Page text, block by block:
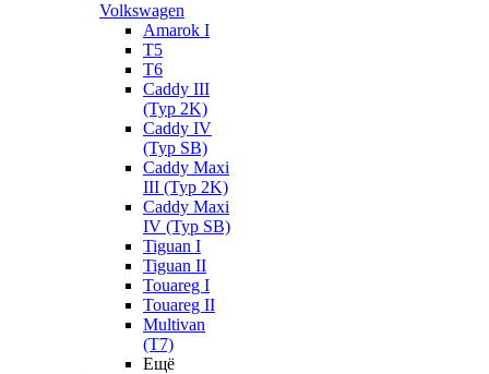
Volkswagen
Amarok I
T5
T6
Caddy III
(Typ 2K)
Caddy IV
(Typ SB)
Caddy Maxi
III (Typ 2K)
Caddy Maxi
IV (Typ SB)
Tiguan I
Tiguan II
Touareg I
Touareg II
Multivan
(T7)
Ещё